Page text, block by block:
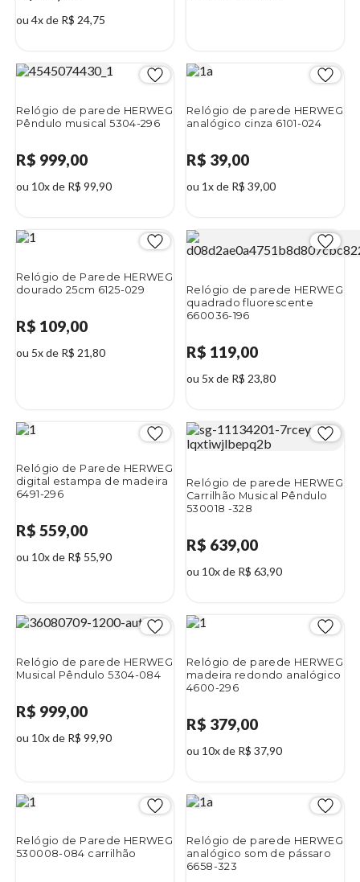
ou 4x de R$ 24,75
Relógio de parede HERWEG
Pêndulo musical 5304-296
R$ 999,00
ou 10x de R$ 99,90
Relógio de parede HERWEG
analógico cinza 6101-024
R$ 39,00
ou 1x de R$ 39,00
Relógio de Parede HERWEG
dourado 25cm 6125-029
R$ 109,00
ou 5x de R$ 21,80
Relógio de parede HERWEG
quadrado fluorescente
660036-196
R$ 119,00
ou 5x de R$ 23,80
Relógio de Parede HERWEG
digital estampa de madeira
6491-296
R$ 559,00
ou 10x de R$ 55,90
Relógio de parede HERWEG
Carrilhão Musical Pêndulo
530018 -328
R$ 639,00
ou 10x de R$ 63,90
Relógio de parede HERWEG
Musical Pêndulo 5304-084
R$ 999,00
ou 10x de R$ 99,90
Relógio de parede HERWEG
madeira redondo analógico
4600-296
R$ 379,00
ou 10x de R$ 37,90
Relógio de Parede HERWEG
530008-084 carrilhão
Relógio de parede HERWEG
analógico som de pássaro
6658-323